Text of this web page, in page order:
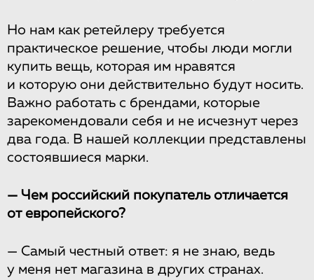
Но нам как ретейлеру требуется
практическое решение, чтобы люди могли
купить вещь, которая им нравятся
и которую они действительно будут носить.
Важно работать с брендами, которые
зарекомендовали себя и не исчезнут через
два года. В нашей коллекции представлены
состоявшиеся марки.
— Чем российский покупатель отличается
от европейского?
— Самый честный ответ: я не знаю, ведь
у меня нет магазина в других странах.